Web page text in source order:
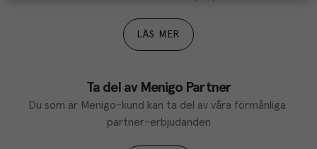
LÄS MER
Ta del av Menigo Partner
Du som är Menigo-kund kan ta del av våra förmånliga
partner-erbjudanden